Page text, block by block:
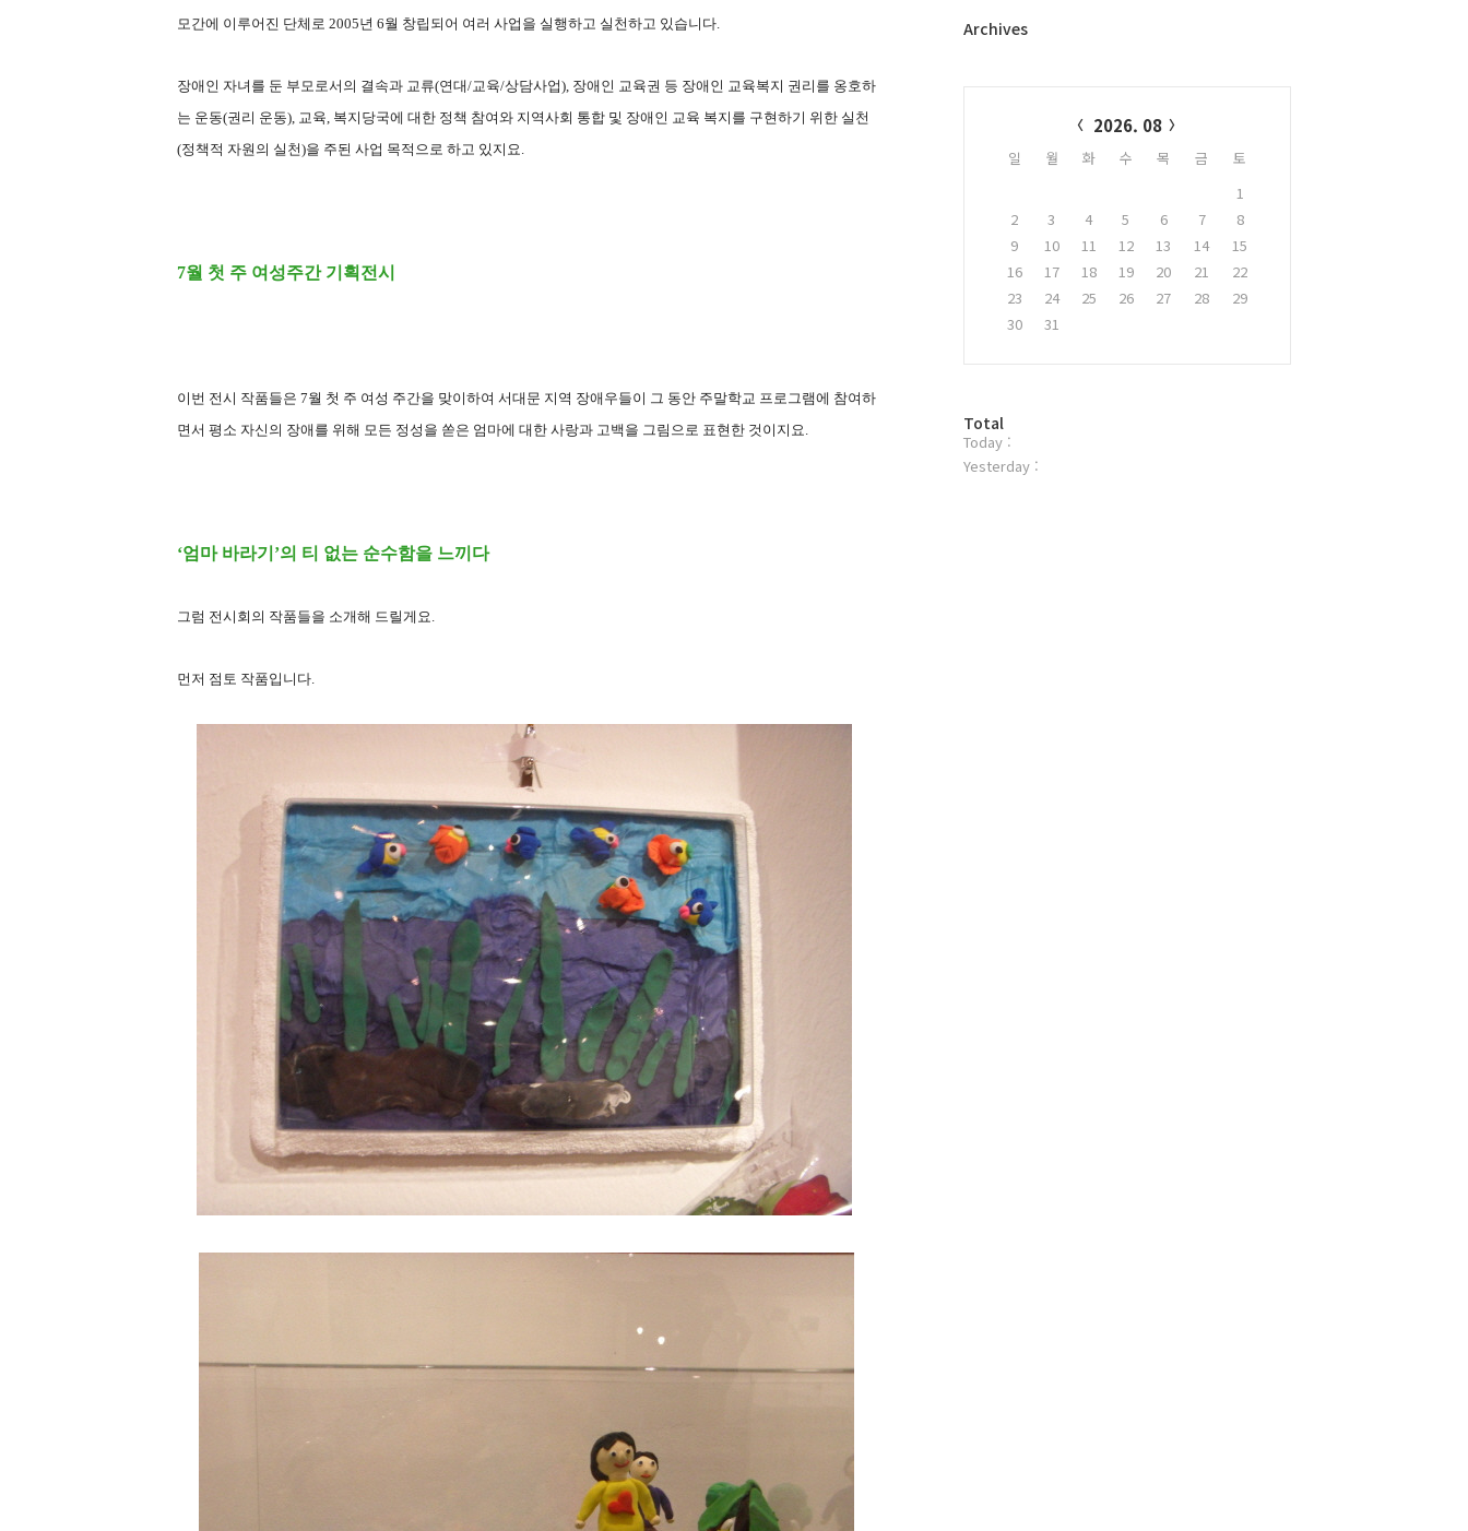
모간에 이루어진 단체로 2005년 6월 창립되어 여러 사업을 실행하고 실천하고 있습니다.
장애인 자녀를 둔 부모로서의 결속과 교류(연대/교육/상담사업), 장애인 교육권 등 장애인 교육복지 권리를 옹호하
는 운동(권리 운동), 교육, 복지당국에 대한 정책 참여와 지역사회 통합 및 장애인 교육 복지를 구현하기 위한 실천
(정책적 자원의 실천)을 주된 사업 목적으로 하고 있지요.
7월 첫 주 여성주간 기획전시
이번 전시 작품들은 7월 첫 주 여성 주간을 맞이하여 서대문 지역 장애우들이 그 동안 주말학교 프로그램에 참여하
면서 평소 자신의 장애를 위해 모든 정성을 쏟은 엄마에 대한 사랑과 고백을 그림으로 표현한 것이지요.
‘엄마 바라기’의 티 없는 순수함을 느끼다
그럼 전시회의 작품들을 소개해 드릴게요.
먼저 점토 작품입니다.
플
Archives
2026. 08
일 월 화 수 목 금
토
1
2
3 4 5 6 7
8
9
10 11 12 13 14
15
16
17 18 19 20 21
22
23
24 25 26 27 28
29
30
31
방
문
자
Total
Today :
Yesterday :